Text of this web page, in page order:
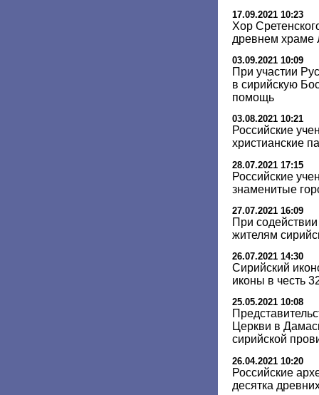
17.09.2021 10:23
Хор
древнем храме
03.09.2021 10:09
При участии
в сирийскую
помощь
03.08.2021 10:21
Российские
христианские
28.07.2021 17:15
Российские
знаменитые
27.07.2021 16:09
При
жителям
26.07.2021 14:30
Сирийский
иконы в честь
25.05.2021 10:08
Церкви в
сирийской
26.04.2021 10:20
Российские
десятка